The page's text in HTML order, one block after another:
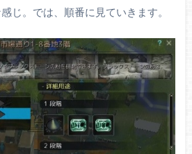
じ。では、順番に見ていきます。